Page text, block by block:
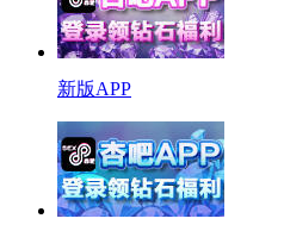
新版APP